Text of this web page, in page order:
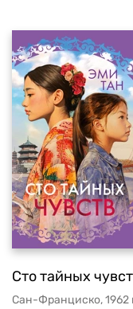
Сто тайных
Сан-Франциско, 1962